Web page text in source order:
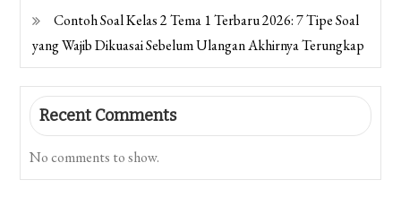
Contoh Soal Kelas 2 Tema 1 Terbaru 2026: 7 Tipe Soal
yang Wajib Dikuasai Sebelum Ulangan Akhirnya Terungkap
Recent Comments
No comments to show.